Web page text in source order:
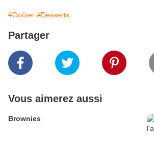
#Goûter #Desserts
Partager
Vous aimerez aussi
Brownies